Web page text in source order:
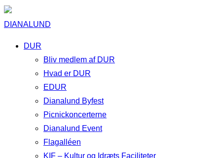
DIANALUND
DUR
Bliv medlem af DUR
Hvad er DUR
EDUR
Dianalund Byfest
Picnickoncerterne
Dianalund Event
Flagalléen
KIF – Kultur og Idræts Faciliteter